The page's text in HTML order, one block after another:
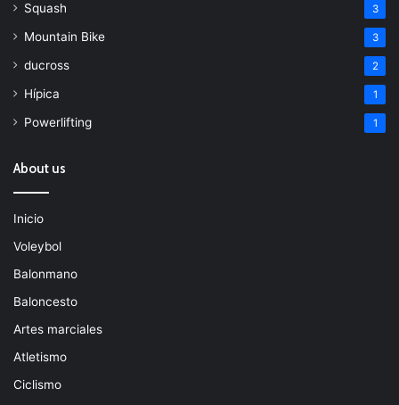
Squash 3
Mountain Bike 3
ducross 2
Hípica 1
Powerlifting 1
About us
Inicio
Voleybol
Balonmano
Baloncesto
Artes marciales
Atletismo
Ciclismo